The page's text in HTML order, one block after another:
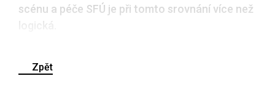
scénu a péče SFÚ je při tomto srovnání více než
Zpět